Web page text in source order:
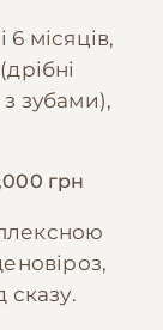
місяців,
зубами),
грн
сказу.